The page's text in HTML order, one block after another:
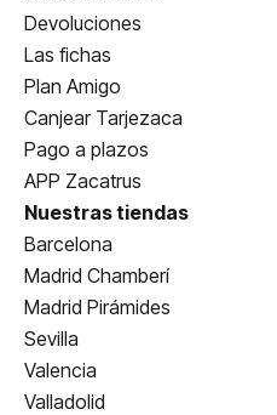
Devoluciones
Las fichas
Plan Amigo
Canjear Tarjezaca
Pago a plazos
APP Zacatrus
Nuestras tiendas
Barcelona
Madrid Chamberí
Madrid Pirámides
Sevilla
Valencia
Valladolid